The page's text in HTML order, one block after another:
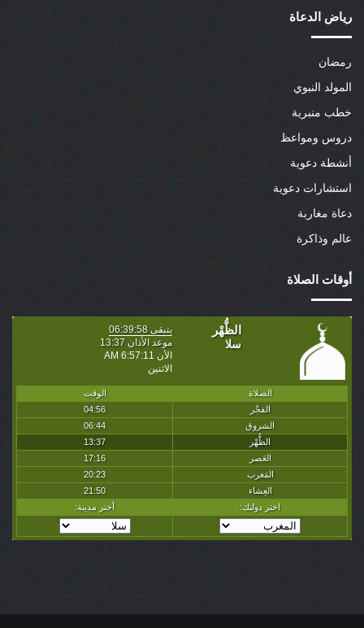
رياض الدعاة
رمضان
المولد النبوي
خطب منبرية
دروس ومواعظ
أنشطة دعوية
استشارات دعوية
دعاة مغاربة
عالم وذاكرة
أوقات الصلاة